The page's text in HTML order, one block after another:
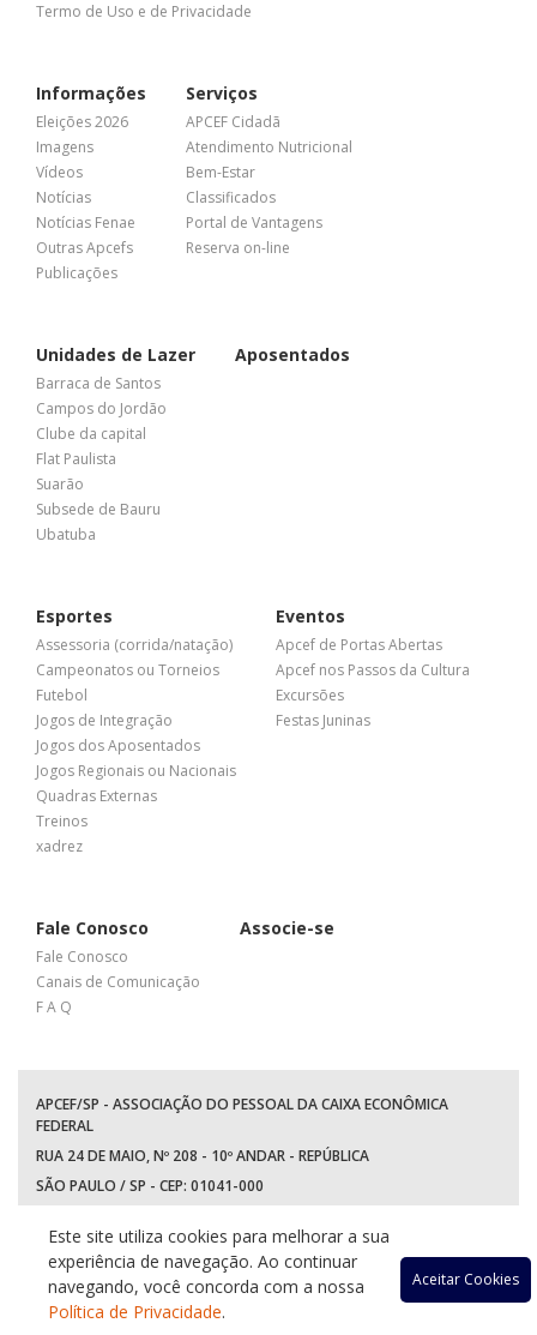
Termo de Uso e de Privacidade
Informações
Eleições 2026
Imagens
Vídeos
Notícias
Notícias Fenae
Outras Apcefs
Publicações
Serviços
APCEF Cidadã
Atendimento Nutricional
Bem-Estar
Classificados
Portal de Vantagens
Reserva on-line
Unidades de Lazer
Barraca de Santos
Campos do Jordão
Clube da capital
Flat Paulista
Suarão
Subsede de Bauru
Ubatuba
Aposentados
Esportes
Assessoria (corrida/natação)
Campeonatos ou Torneios
Futebol
Jogos de Integração
Jogos dos Aposentados
Jogos Regionais ou Nacionais
Quadras Externas
Treinos
xadrez
Eventos
Apcef de Portas Abertas
Apcef nos Passos da Cultura
Excursões
Festas Juninas
Fale Conosco
Fale Conosco
Canais de Comunicação
F A Q
Associe-se
APCEF/SP - ASSOCIAÇÃO DO PESSOAL DA CAIXA ECONÔMICA
FEDERAL
RUA 24 DE MAIO, Nº 208 - 10º ANDAR - REPÚBLICA
SÃO PAULO / SP - CEP: 01041-000
WhatsApp: (11) 94597-5758
Acessar
Acessar
Este site utiliza cookies para melhorar a sua
experiência de navegação. Ao continuar
navegando, você concorda com a nossa
Política de Privacidade.
Aceitar Cookies